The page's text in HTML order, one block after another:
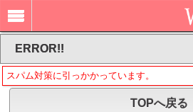
ERROR!!
スパム対策に引っかかっています。
TOPへ戻る